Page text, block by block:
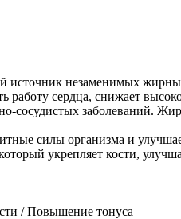
незаменимых
работу сердца, снижает
сосудистых заболеваний.
силы организма и
укрепляет кости,
/ Повышение тонуса